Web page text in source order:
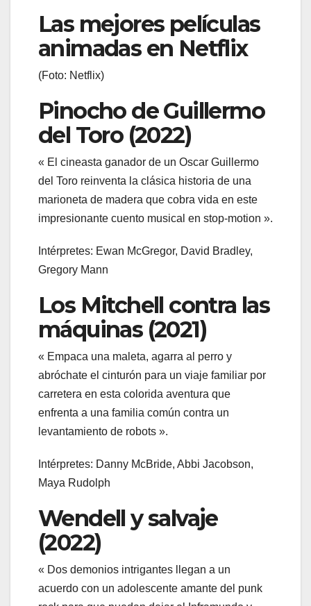
Las mejores películas
animadas en Netflix
(Foto: Netflix)
Pinocho de Guillermo
del Toro (2022)
« El cineasta ganador de un Oscar Guillermo
del Toro reinventa la clásica historia de una
marioneta de madera que cobra vida en este
impresionante cuento musical en stop-motion ».
Intérpretes: Ewan McGregor, David Bradley,
Gregory Mann
Los Mitchell contra las
máquinas (2021)
« Empaca una maleta, agarra al perro y
abróchate el cinturón para un viaje familiar por
carretera en esta colorida aventura que
enfrenta a una familia común contra un
levantamiento de robots ».
Intérpretes: Danny McBride, Abbi Jacobson,
Maya Rudolph
Wendell y salvaje
(2022)
« Dos demonios intrigantes llegan a un
acuerdo con un adolescente amante del punk